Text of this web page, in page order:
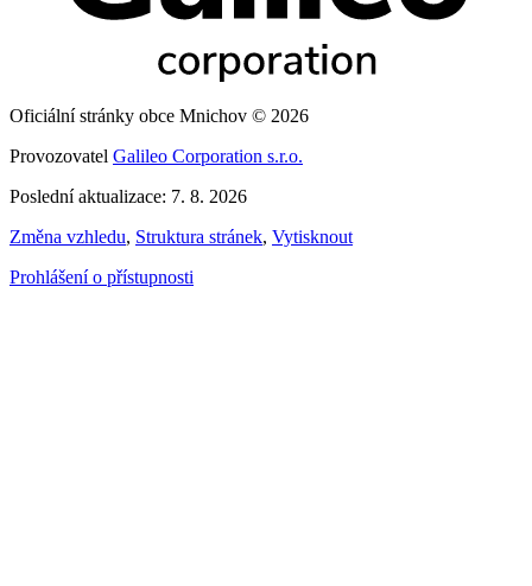
Oficiální stránky obce Mnichov © 2026
Provozovatel Galileo Corporation s.r.o.
Poslední aktualizace: 7. 8. 2026
Změna vzhledu, Struktura stránek, Vytisknout
Prohlášení o přístupnosti